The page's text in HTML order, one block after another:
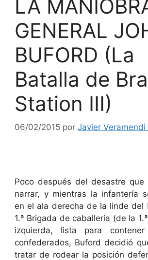
LA
GENERAL
BUFORD (La
Batalla de
Station III)
06/02/2015 por Javier Veramendi
Poco después del desastre que
narrar, y mientras la infantería
en el ala derecha de la linde del
1.ª Brigada de caballería (de la
izquierda, lista para
confederados, Buford decidió
tratar de rodear la posición